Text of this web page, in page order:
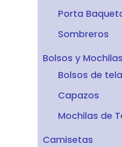
Porta
Sombreros
Bolsos y Mochilas
Bolsos de tela
Capazos
Mochilas de
Camisetas